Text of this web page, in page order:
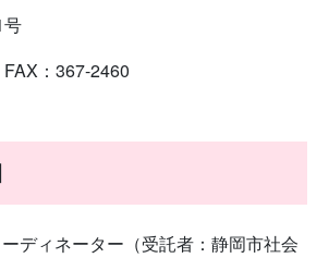
：367-2460
ディネーター（受託者：静岡市社会